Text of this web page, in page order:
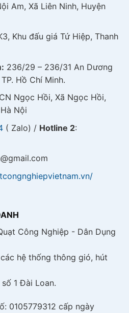
Am, Xã Liên Ninh, Huyện
Khu đấu giá Tứ Hiệp, Thanh
236/29 – 236/31 An Dương
Hồ Chí Minh.
Ngọc Hồi, Xã Ngọc Hồi,
Nội
( Zalo) / Hotline 2:
Công Nghiệp - Dân Dụng
hệ thống thông gió, hút
1 Đài Loan.
0105779312 cấp ngày